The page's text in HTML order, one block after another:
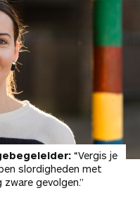
: “Vergis je
slordigheden met
gevolgen.”